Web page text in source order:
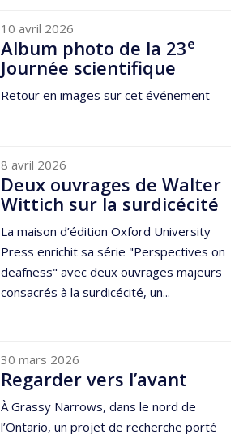
10 avril 2026
Album photo de la 23e
Journée scientifique
Retour en images sur cet événement
8 avril 2026
Deux ouvrages de Walter
Wittich sur la surdicécité
La maison d’édition Oxford University
Press enrichit sa série "Perspectives on
deafness" avec deux ouvrages majeurs
consacrés à la surdicécité, un...
30 mars 2026
Regarder vers l’avant
À Grassy Narrows, dans le nord de
l’Ontario, un projet de recherche porté